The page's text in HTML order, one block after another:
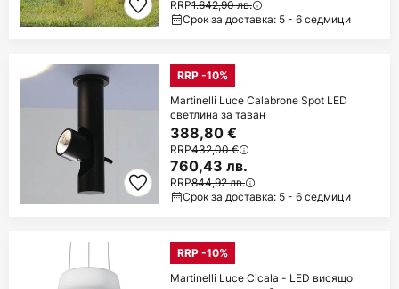
RRP1.642,90 лв.
Срок за доставка: 5 - 6 седмици
RRP -10%
Martinelli Luce Calabrone Spot LED
светлина за таван
388,80 €
RRP432,00 €
760,43 лв.
RRP844,92 лв.
Срок за доставка: 5 - 6 седмици
RRP -10%
Martinelli Luce Cicala - LED висящо